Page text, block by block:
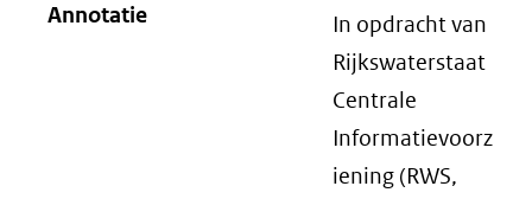
Annotatie
In opdracht van
Rijkswaterstaat
Centrale
Informatievoorz
iening (RWS,